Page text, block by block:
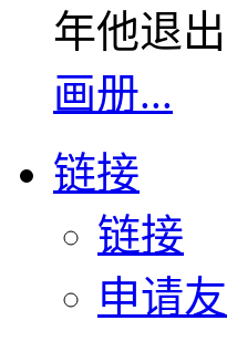
年他退
画册...
链接
链接
申请